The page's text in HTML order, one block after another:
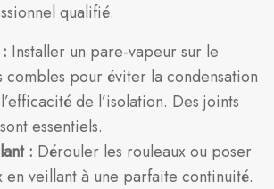
qualifié.
Installer un pare-vapeur sur le
combles pour éviter la condensation
de l’isolation. Des joints
essentiels.
: Dérouler les rouleaux ou poser
en veillant à une parfaite continuité.